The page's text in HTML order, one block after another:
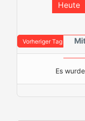
Heute
Vorheriger Tag
Es